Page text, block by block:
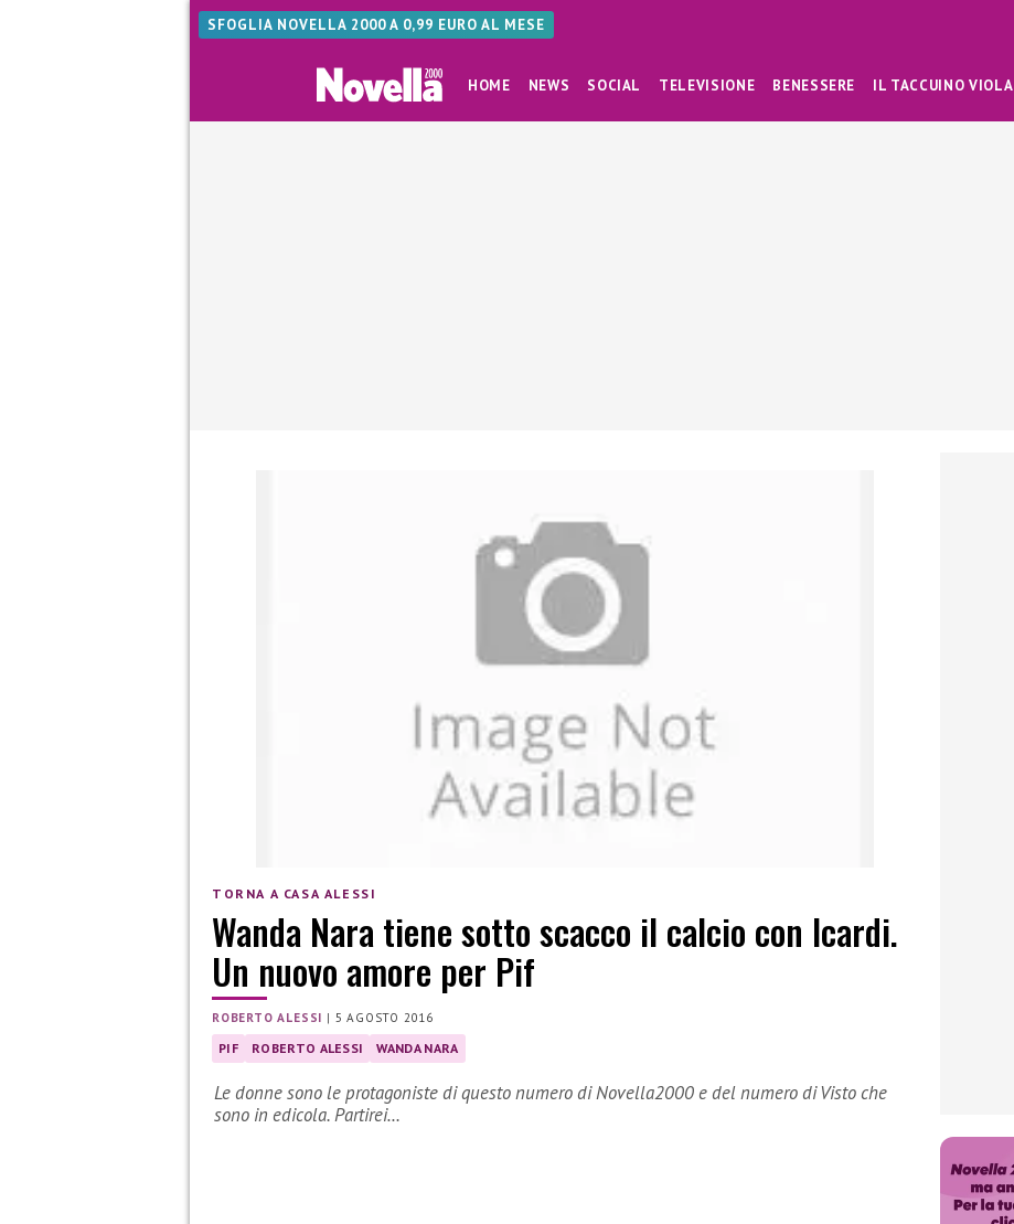
SFOGLIA NOVELLA 2000 A 0,99 EURO AL MESE
HOME NEWS SOCIAL TELEVISIONE BENESSERE IL TACCUINO VIOLA
TORNA A CASA ALESSI
Wanda Nara tiene sotto scacco il calcio con Icardi.
Un nuovo amore per Pif
ROBERTO ALESSI | 5 AGOSTO 2016
PIF ROBERTO ALESSI WANDA NARA
Le donne sono le protagoniste di questo numero di Novella2000 e del numero di Visto che
sono in edicola. Partirei…